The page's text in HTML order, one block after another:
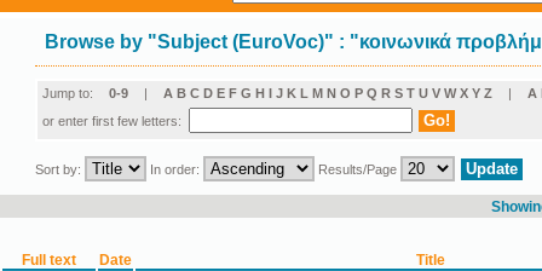
Browse by "Subject (EuroVoc)" : "κοινωνικά
Jump to: 0-9 | A B C D E F G H I J K L M N O P Q R S T U V W X Y Z | Α
or enter first few letters:
Sort by: In order: Results/Page
Full text Date Title